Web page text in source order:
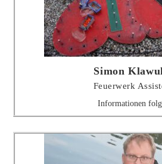
Simon
Feuerwerk
Informationen